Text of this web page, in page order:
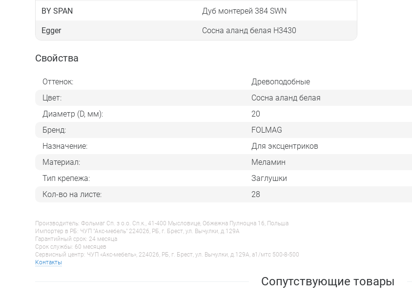
BY SPAN Дуб монтерей 384 SWN
Egger Сосна аланд белая H3430
Свойства
Оттенок:
Древоподобные
Цвет:
Сосна аланд белая
Диаметр (D, мм):
20
Бренд:
FOLMAG
Назначение:
Для эксцентриков
Материал:
Меламин
Тип крепежа:
Заглушки
Кол-во на листе:
28
Производитель: Фольмаг Сп. з о.о. Сп.к., 41-400 Мысловице, Обжежна Пулноцна 16, Польша
Импортер в РБ: ЧУП "Акс-мебель" 224026, РБ, г. Брест, ул. Вычулки, д.129А
Гарантийный срок: 24 месяца
Срок службы: 60 месяцев
Сервисный центр: ЧУП «Акс-мебель», 224026, РБ, г. Брест, ул. Вычулки, д.129А, a1/мтс 500-8-500
Контакты
Сопутствующие товары